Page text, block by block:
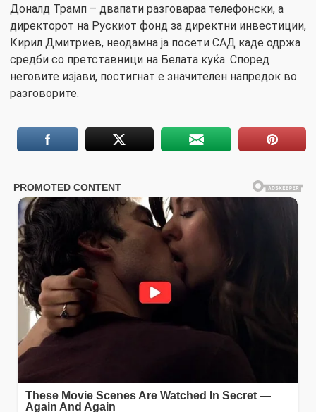
Доналд Трамп – двапати разговараа телефонски, а
директорот на Рускиот фонд за директни инвестиции,
Кирил Дмитриев, неодамна ја посети САД каде одржа
средби со претставници на Белата куќа. Според
неговите изјави, постигнат е значителен напредок во
разговорите.